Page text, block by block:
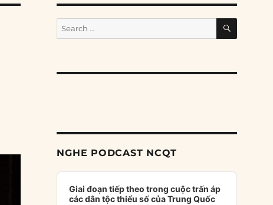
Search
for:
SEARCH
NGHE PODCAST NCQT
Audio
Player
Giai đoạn tiếp theo trong cuộc trấn áp
các dân tộc thiểu số của Trung Quốc